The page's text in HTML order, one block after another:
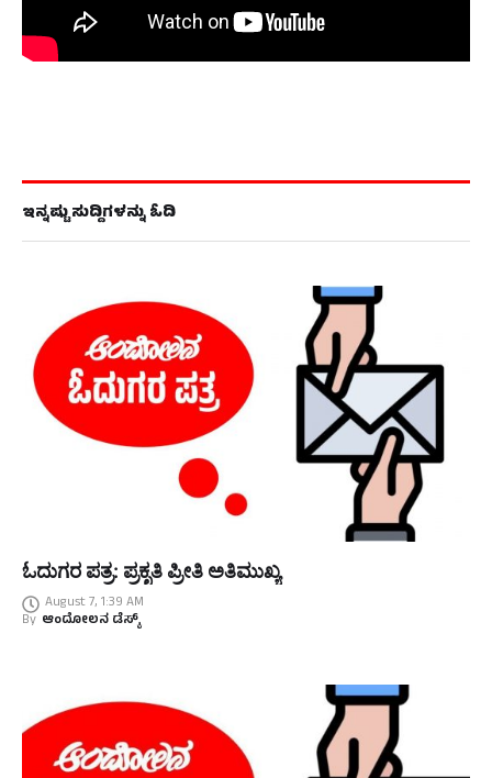
ಇನ್ನಷ್ಟು ಸುದ್ದಿಗಳನ್ನು ಓದಿ
ಓದುಗರ ಪತ್ರ: ಪ್ರಕೃತಿ ಪ್ರೀತಿ ಅತಿಮುಖ್ಯ
August 7, 1:39 AM
By ಆಂದೋಲನ ಡೆಸ್ಕ್